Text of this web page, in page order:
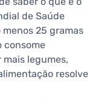
de Saúde
25 gramas
consome
legumes,
resolve